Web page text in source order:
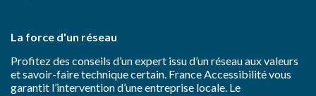
La force d'un réseau
Profitez des conseils d’un expert issu d’un réseau aux valeurs
et savoir-faire technique certain. France Accessibilité vous
garantit l’intervention d’une entreprise locale. Le